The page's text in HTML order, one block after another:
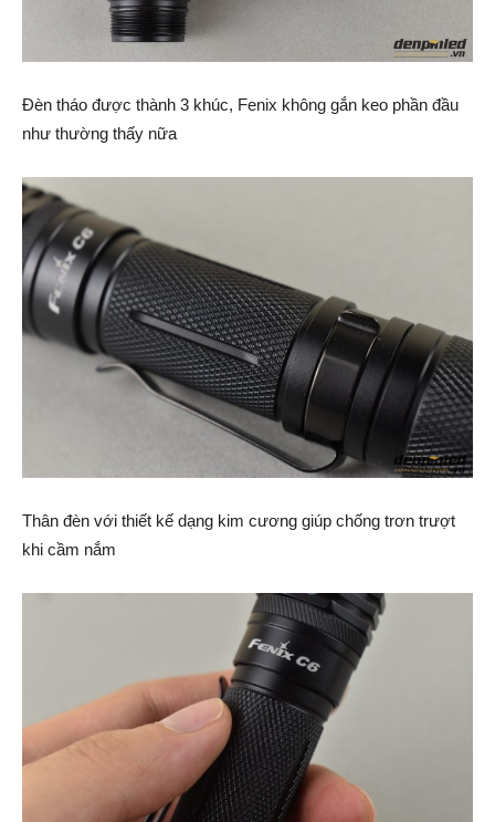
Đèn tháo được thành 3 khúc, Fenix không gắn keo phần đầu
như thường thấy nữa
Thân đèn với thiết kế dạng kim cương giúp chống trơn trượt
khi cầm nắm